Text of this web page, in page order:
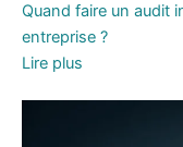
Quand faire un audit
entreprise ?
Lire plus